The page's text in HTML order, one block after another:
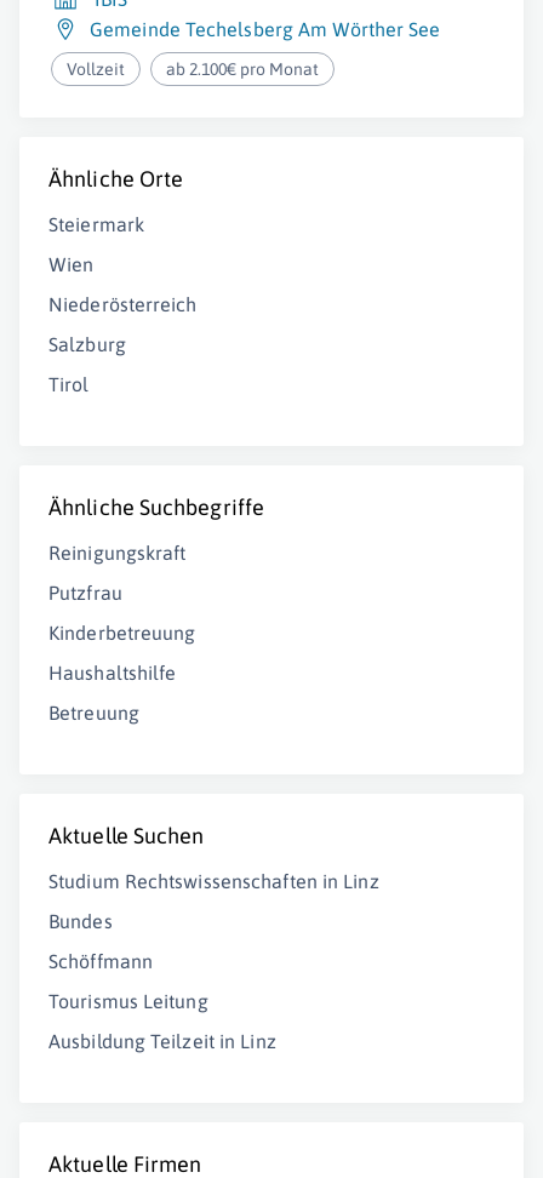
Gemeinde Techelsberg Am Wörther See
Vollzeit ab 2.100€ pro Monat
Ähnliche Orte
Steiermark
Wien
Niederösterreich
Salzburg
Tirol
Ähnliche Suchbegriffe
Reinigungskraft
Putzfrau
Kinderbetreuung
Haushaltshilfe
Betreuung
Aktuelle Suchen
Studium Rechtswissenschaften in Linz
Bundes
Schöffmann
Tourismus Leitung
Ausbildung Teilzeit in Linz
Aktuelle Firmen